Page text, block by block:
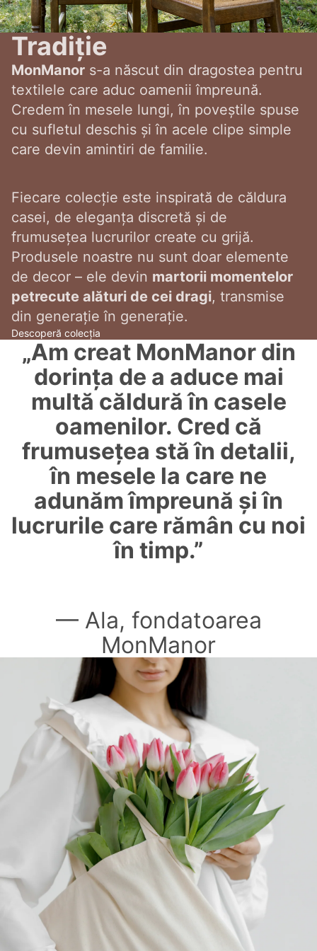
Tradiție
MonManor s-a născut din dragostea pentru
textilele care aduc oamenii împreună.
Credem în mesele lungi, în poveștile spuse
cu sufletul deschis și în acele clipe simple
care devin amintiri de familie.
Fiecare colecție este inspirată de căldura
casei, de eleganța discretă și de
frumusețea lucrurilor create cu grijă.
Produsele noastre nu sunt doar elemente
de decor – ele devin martorii momentelor
petrecute alături de cei dragi, transmise
din generație în generație.
Descoperă colecția
„Am creat MonManor din
dorința de a aduce mai
multă căldură în casele
oamenilor. Cred că
frumusețea stă în detalii,
în mesele la care ne
adunăm împreună și în
lucrurile care rămân cu noi
în timp.”
— Ala, fondatoarea
MonManor